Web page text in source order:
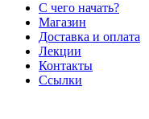
С чего начать?
Магазин
Доставка и оплата
Лекции
Контакты
Ссылки